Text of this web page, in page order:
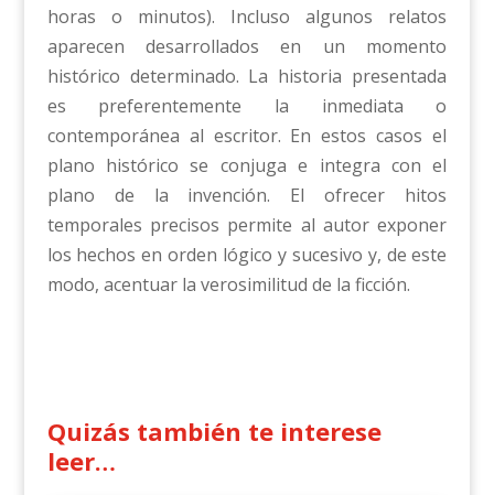
horas o minutos). Incluso algunos relatos
aparecen desarrollados en un momento
histórico determinado. La historia presentada
es preferentemente la inmediata o
contemporánea al escritor. En estos casos el
plano histórico se conjuga e integra con el
plano de la invención. El ofrecer hitos
temporales precisos permite al autor exponer
los hechos en orden lógico y sucesivo y, de este
modo, acentuar la verosimilitud de la ficción.
Quizás también te interese
leer…